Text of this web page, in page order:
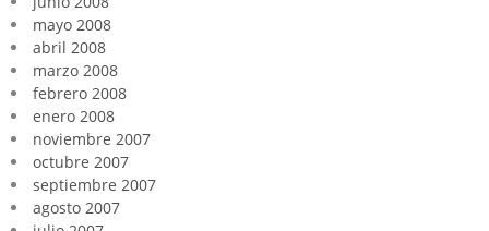
mayo 2008
abril 2008
marzo 2008
febrero 2008
enero 2008
noviembre 2007
octubre 2007
septiembre 2007
agosto 2007